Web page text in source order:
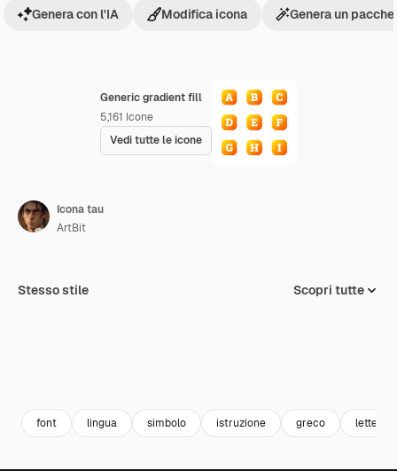
Generic gradient fill
5,161 Icone
Vedi tutte le icone
Genera con l'IA Modifica icona Genera un
Icona tau
ArtBit
Stesso stile Scopri tutte
font lingua simbolo istruzione greco lettere